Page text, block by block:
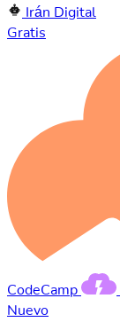
Irán Digital
Gratis
CodeCamp
Nuevo